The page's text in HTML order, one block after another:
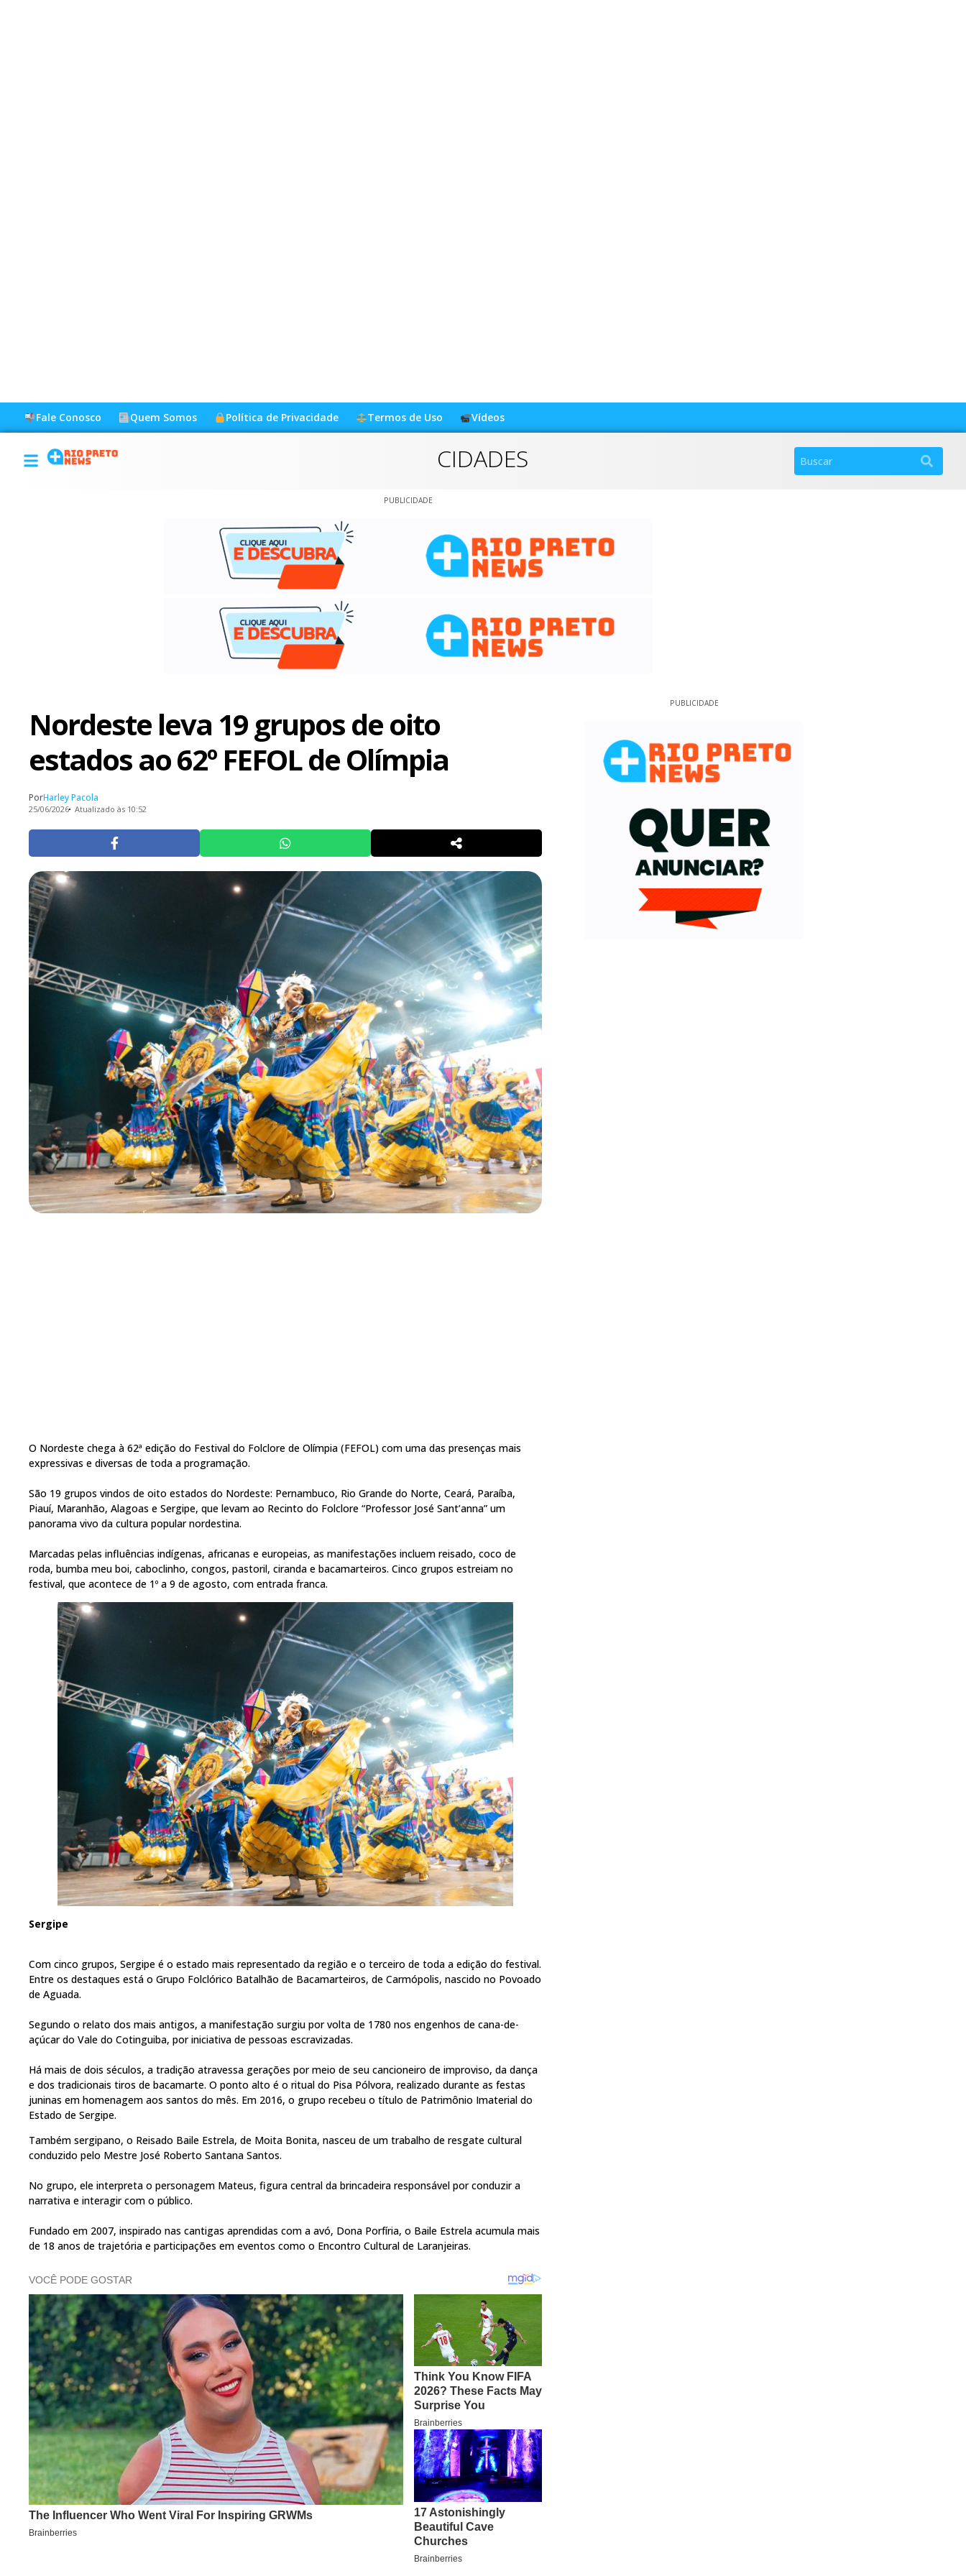
Fale Conosco Quem Somos Política de Privacidade Termos de Uso Vídeos
CIDADES
PUBLICIDADE
Nordeste leva 19 grupos de oito
estados ao 62º FEFOL de Olímpia
PorHarley Pacola
25/06/2026 Atualizado às 10:52
O Nordeste chega à 62ª edição do Festival do Folclore de Olímpia (FEFOL) com uma das presenças mais
expressivas e diversas de toda a programação.
São 19 grupos vindos de oito estados do Nordeste: Pernambuco, Rio Grande do Norte, Ceará, Paraíba,
Piauí, Maranhão, Alagoas e Sergipe, que levam ao Recinto do Folclore “Professor José Sant’anna” um
panorama vivo da cultura popular nordestina.
Marcadas pelas influências indígenas, africanas e europeias, as manifestações incluem reisado, coco de
roda, bumba meu boi, caboclinho, congos, pastoril, ciranda e bacamarteiros. Cinco grupos estreiam no
festival, que acontece de 1º a 9 de agosto, com entrada franca.
Sergipe
Com cinco grupos, Sergipe é o estado mais representado da região e o terceiro de toda a edição do festival.
Entre os destaques está o Grupo Folclórico Batalhão de Bacamarteiros, de Carmópolis, nascido no Povoado
de Aguada.
Segundo o relato dos mais antigos, a manifestação surgiu por volta de 1780 nos engenhos de cana-de-
açúcar do Vale do Cotinguiba, por iniciativa de pessoas escravizadas.
Há mais de dois séculos, a tradição atravessa gerações por meio de seu cancioneiro de improviso, da dança
e dos tradicionais tiros de bacamarte. O ponto alto é o ritual do Pisa Pólvora, realizado durante as festas
juninas em homenagem aos santos do mês. Em 2016, o grupo recebeu o título de Patrimônio Imaterial do
Estado de Sergipe.
Também sergipano, o Reisado Baile Estrela, de Moita Bonita, nasceu de um trabalho de resgate cultural
conduzido pelo Mestre José Roberto Santana Santos.
No grupo, ele interpreta o personagem Mateus, figura central da brincadeira responsável por conduzir a
narrativa e interagir com o público.
Fundado em 2007, inspirado nas cantigas aprendidas com a avó, Dona Porfíria, o Baile Estrela acumula mais
de 18 anos de trajetória e participações em eventos como o Encontro Cultural de Laranjeiras.
PUBLICIDADE